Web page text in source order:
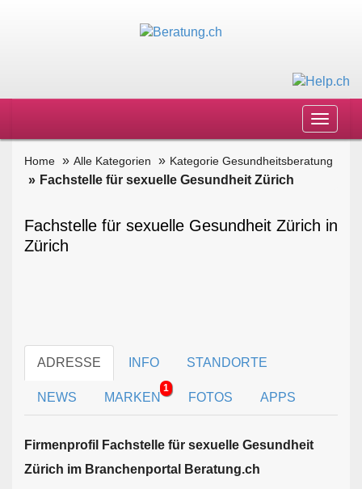
Toggle
Home Alle Kategorien Kategorie Gesundheitsberatung
Fachstelle für sexuelle Gesundheit Zürich
Fachstelle für sexuelle Gesundheit Zürich in
Zürich
ADRESSE INFO STANDORTE
NEWS MARKEN
1
FOTOS APPS
Firmen­profil Fachstelle für sexuelle Gesundheit
Zürich im Branchen­portal Beratung.ch